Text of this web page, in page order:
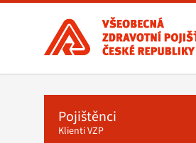
Všeobecná
zdravotní
pojišťovna
ČR,
hlavní
stránka
Pojištěnci
Klienti VZP